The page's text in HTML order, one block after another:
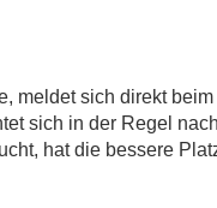
meldet sich direkt
sich in der Regel
hat die bessere